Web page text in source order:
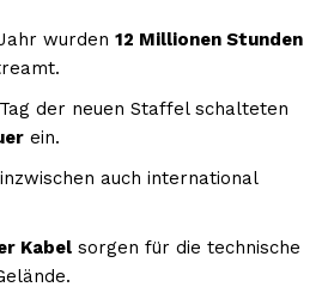
wurden 12 Millionen Stunden
der neuen Staffel schalteten
ein.
auch international
Kabel sorgen für die technische